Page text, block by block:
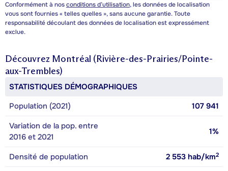
Conformément à nosconditions d’utilisation, les données de localisation
vous sont fournies « telles quelles », sans aucune garantie. Toute
responsabilité découlant des données de localisation est expressément
exclue.
Découvrez Montréal (Rivière-des-Prairies/Pointe-
aux-Trembles)
STATISTIQUES DÉMOGRAPHIQUES
Population (2021)
107 941
Variation de la pop. entre
2016 et 2021
1%
Densité de population 2 553 hab/km2